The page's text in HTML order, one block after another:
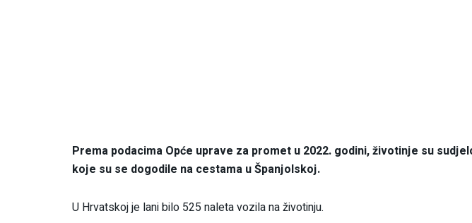
Prema podacima Opće uprave za promet u 2022. godini, životinje su
koje su se dogodile na cestama u Španjolskoj.
U Hrvatskoj je lani bilo 525 naleta vozila na životinju.